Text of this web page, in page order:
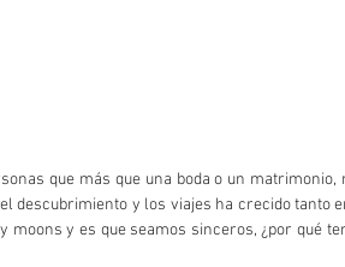
que más que una boda o un
descubrimiento y los viajes ha crecido tanto
moons y es que seamos sinceros, ¿por qué